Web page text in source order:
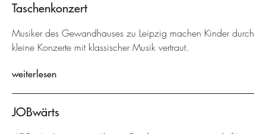
Taschenkonzert
Musiker des Gewandhauses zu Leipzig machen Kinder durch
kleine Konzerte mit klassischer Musik vertraut.
weiterlesen
JOBwärts